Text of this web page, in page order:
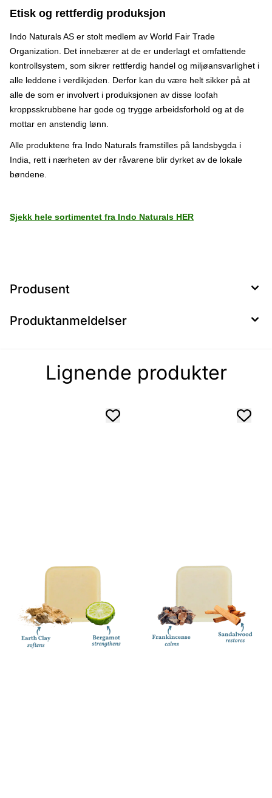
Etisk og rettferdig produksjon
Indo Naturals AS er stolt medlem av World Fair Trade
Organization. Det innebærer at de er underlagt et omfattende
kontrollsystem, som sikrer rettferdig handel og miljøansvarlighet i
alle leddene i verdikjeden. Derfor kan du være helt sikker på at
alle de som er involvert i produksjonen av disse loofah
kroppsskrubbene har gode og trygge arbeidsforhold og at de
mottar en anstendig lønn.
Alle produktene fra Indo Naturals framstilles på landsbygda i
India, rett i nærheten av der råvarene blir dyrket av de lokale
bøndene.
Sjekk hele sortimentet fra Indo Naturals HER
Produsent
Produktanmeldelser
Lignende produkter